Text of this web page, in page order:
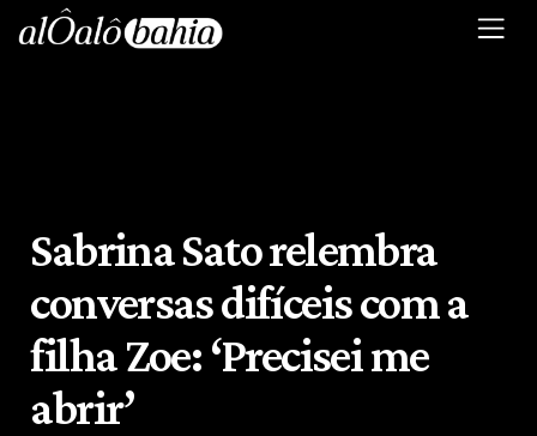
Sabrina Sato relembra
conversas difíceis com a
filha Zoe: ‘Precisei me
abrir’